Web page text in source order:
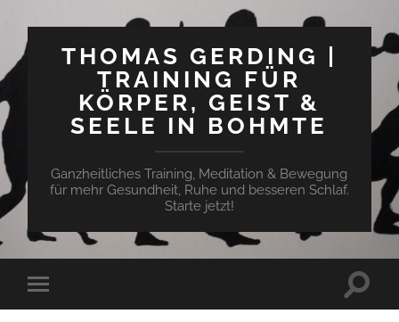
THOMAS GERDING |
TRAINING FÜR
KÖRPER, GEIST &
SEELE IN BOHMTE
Ganzheitliches Training, Meditation & Bewegung
für mehr Gesundheit, Ruhe und besseren Schlaf.
Starte jetzt!
Mobile-
Menü